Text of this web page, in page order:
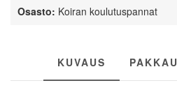
Handsfree
koulutuspanta
määrä
Osasto: Koiran koulutuspannat
KUVAUS